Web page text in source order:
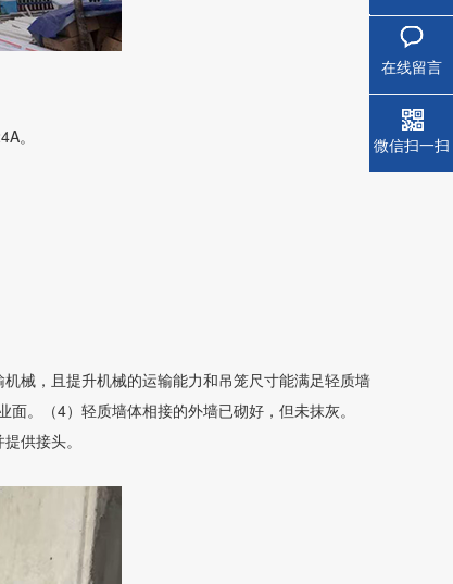
。
械，且提升机械的运输能力和吊笼尺寸能满足轻质墙
。（4）轻质墙体相接的外墙已砌好，但未抹灰。
供接头。
蒸压钢
在线留言
微信扫一扫